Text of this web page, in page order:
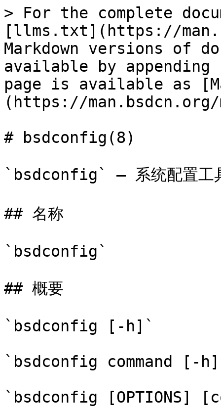
> For the complete
[llms.txt](https://
Markdown versions of
available by
page is available as
(https://man.bsdcn.org/
# bsdconfig(8)
`bsdconfig` — 系统配置工
## 名称
`bsdconfig`
## 概要
`bsdconfig [-h]`
`bsdconfig command [-
`bsdconfig [OPTIONS]